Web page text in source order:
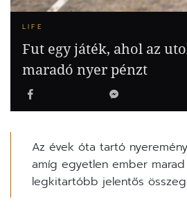
LIFE
Fut egy játék, ahol az
maradó nyer pénzt
Az évek óta tartó
amíg egyetlen ember
legkitartóbb jelentős